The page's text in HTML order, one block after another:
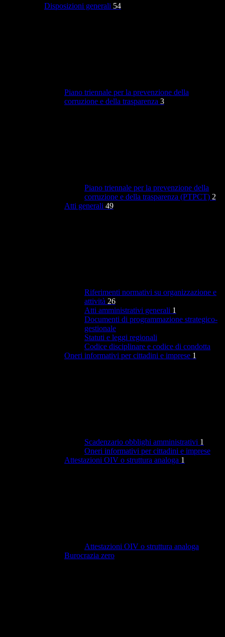
Disposizioni generali 54
Piano triennale per la prevenzione della
corruzione e della trasparenza 3
Piano triennale per la prevenzione della
corruzione e della trasparenza (PTPCT) 2
Atti generali 49
Riferimenti normativi su organizzazione e
attività 26
Atti amministrativi generali 1
Documenti di programmazione strategico-
gestionale
Statuti e leggi regionali
Codice disciplinare e codice di condotta
Oneri informativi per cittadini e imprese 1
Scadenzario obblighi amministrativi 1
Oneri informativi per cittadini e imprese
Attestazioni OIV o struttura analoga 1
Attestazioni OIV o struttura analoga
Burocrazia zero